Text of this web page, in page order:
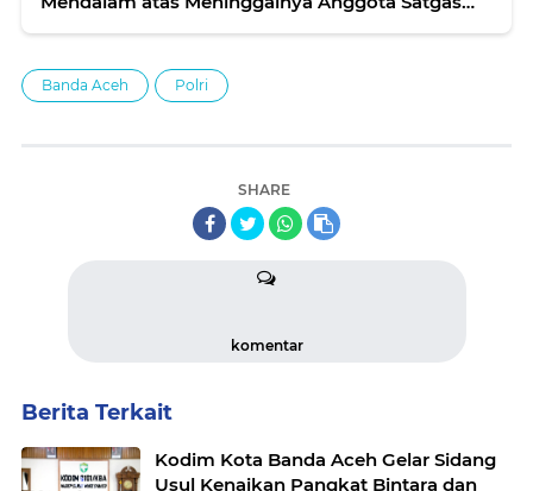
Banda Aceh Polri
SHARE
komentar
Berita Terkait
Kodim Kota Banda Aceh Gelar Sidang
Usul Kenaikan Pangkat Bintara dan